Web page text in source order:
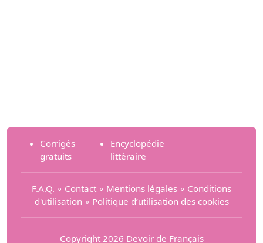
Corrigés
gratuits
Encyclopédie
littéraire
F.A.Q. ∘ Contact ∘ Mentions légales ∘ Conditions
d'utilisation ∘ Politique d’utilisation des cookies
Copyright 2026 Devoir de Français